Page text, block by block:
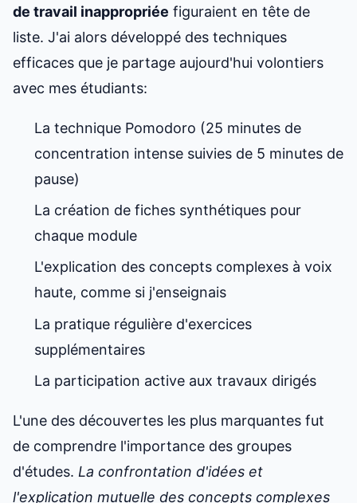
de travail inappropriée figuraient en tête de
liste. J'ai alors développé des techniques
efficaces que je partage aujourd'hui volontiers
avec mes étudiants:
La technique Pomodoro (25 minutes de
concentration intense suivies de 5 minutes de
pause)
La création de fiches synthétiques pour
chaque module
L'explication des concepts complexes à voix
haute, comme si j'enseignais
La pratique régulière d'exercices
supplémentaires
La participation active aux travaux dirigés
L'une des découvertes les plus marquantes fut
de comprendre l'importance des groupes
d'études. La confrontation d'idées et
l'explication mutuelle des concepts complexes